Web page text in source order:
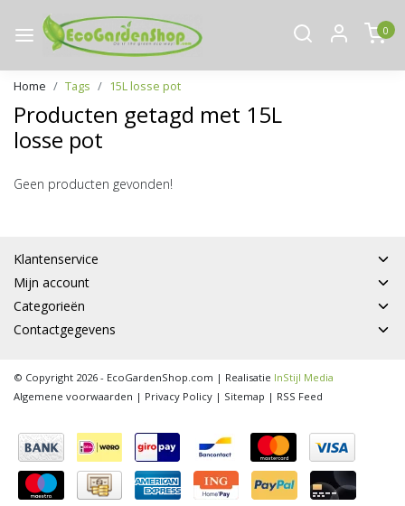
0
Home Tags 15L losse pot
Producten getagd met 15L
losse pot
Geen producten gevonden!
Klantenservice
Mijn account
Categorieën
Contactgegevens
© Copyright 2026 - EcoGardenShop.com | Realisatie InStijl Media
Algemene voorwaarden | Privacy Policy | Sitemap | RSS Feed